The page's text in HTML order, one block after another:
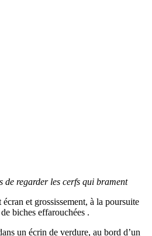
de regarder les cerfs qui brament
et grossissement, à la poursuite
biches effarouchées .
un écrin de verdure, au bord d’un